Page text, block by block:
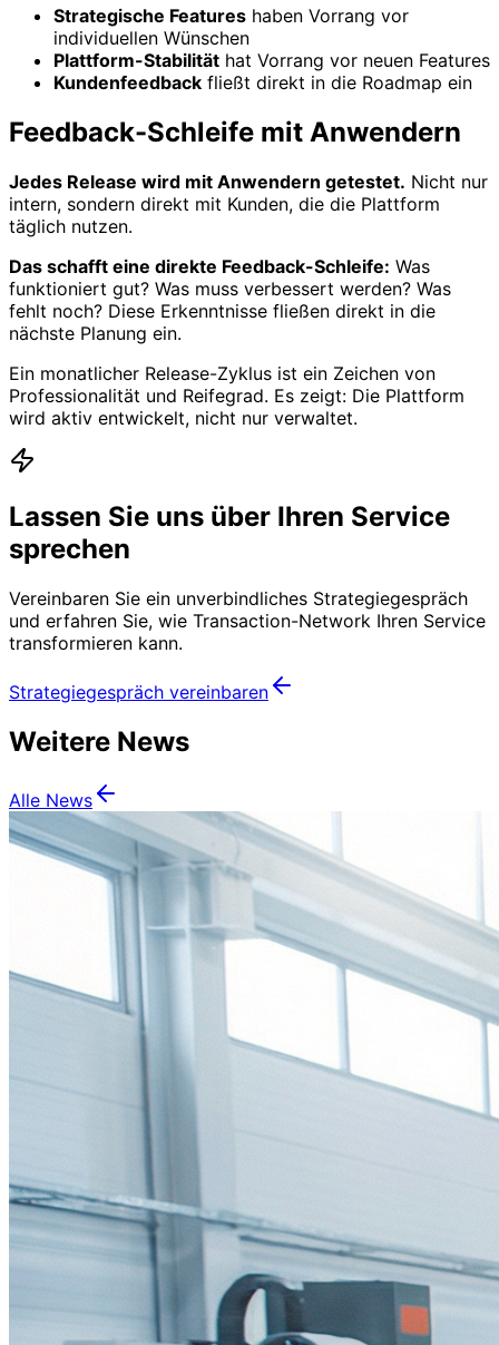
Strategische Features haben Vorrang vor
individuellen Wünschen
Plattform-Stabilität hat Vorrang vor neuen Features
Kundenfeedback fließt direkt in die Roadmap ein
Feedback-Schleife mit Anwendern
Jedes Release wird mit Anwendern getestet. Nicht nur
intern, sondern direkt mit Kunden, die die Plattform
täglich nutzen.
Das schafft eine direkte Feedback-Schleife: Was
funktioniert gut? Was muss verbessert werden? Was
fehlt noch? Diese Erkenntnisse fließen direkt in die
nächste Planung ein.
Ein monatlicher Release-Zyklus ist ein Zeichen von
Professionalität und Reifegrad. Es zeigt: Die Plattform
wird aktiv entwickelt, nicht nur verwaltet.
Lassen Sie uns über Ihren Service
sprechen
Vereinbaren Sie ein unverbindliches Strategiegespräch
und erfahren Sie, wie Transaction-Network Ihren Service
transformieren kann.
Strategiegespräch vereinbaren
Weitere News
Alle News